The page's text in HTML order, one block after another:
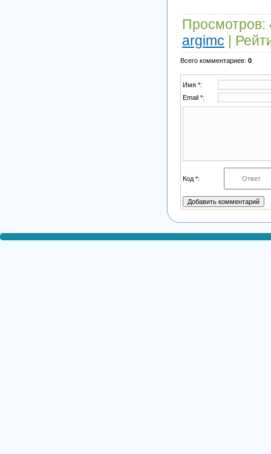
Просмотров:
argimc |
Всего комментариев: 0
Имя *:
Email *:
Код *: